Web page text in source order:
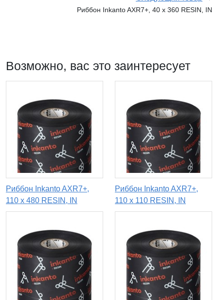
Риббон Inkanto AXR7+, 40 х 360 RESIN, IN
Возможно, вас это заинтересует
Риббон Inkanto AXR7+,
110 х 480 RESIN, IN
Риббон Inkanto AXR7+,
110 x 110 RESIN, IN